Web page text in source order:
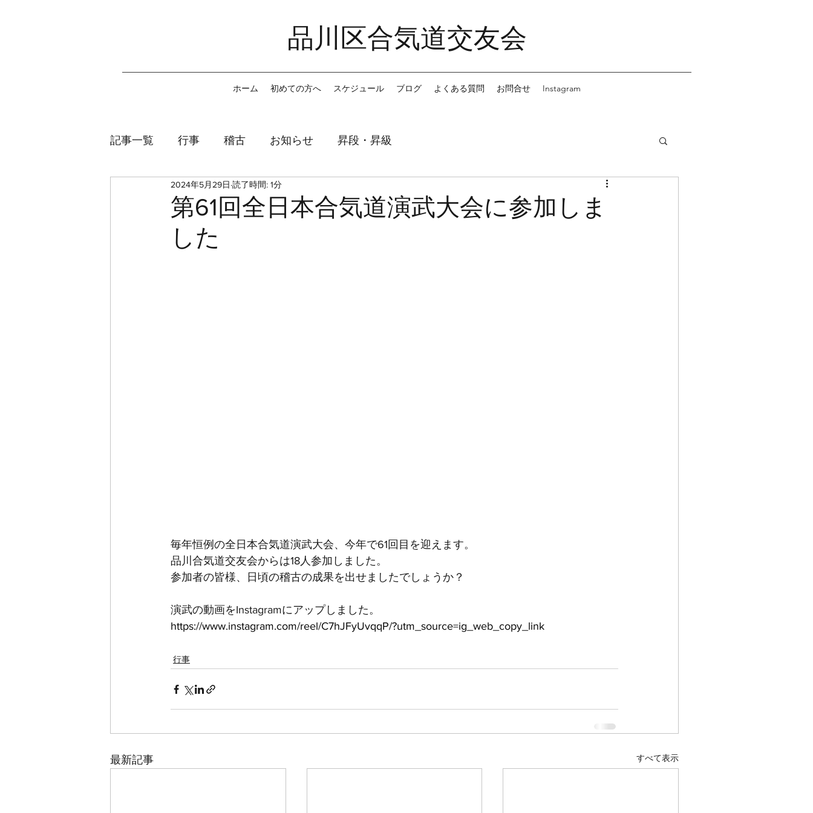
品川区合気道交友会
ホーム 初めての方へ スケジュール ブログ よくある質問 お問合せ Instagram
記事一覧 行事 稽古 お知らせ 昇段・昇級
第61回全日本合気道演武大会に参加しま
した
2024年5月29日 読了時間: 1分
毎年恒例の全日本合気道演武大会、今年で61回目を迎えます。
品川合気道交友会からは18人参加しました。
参加者の皆様、日頃の稽古の成果を出せましたでしょうか？
演武の動画をInstagramにアップしました。
https://www.instagram.com/reel/C7hJFyUvqqP/?utm_source=ig_web_copy_link
行事
最新記事 すべて表示